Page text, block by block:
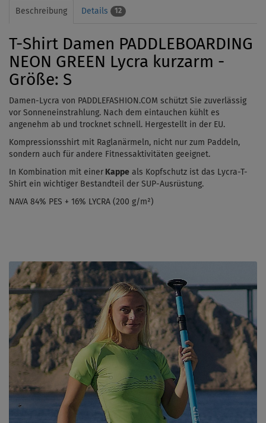
Beschreibung Details 12
T-Shirt Damen PADDLEBOARDING
NEON GREEN Lycra kurzarm -
Größe: S
Damen-Lycra von PADDLEFASHION.COM schützt Sie zuverlässig
vor Sonneneinstrahlung. Nach dem eintauchen kühlt es
angenehm ab und trocknet schnell. Hergestellt in der EU.
Kompressionsshirt mit Raglanärmeln, nicht nur zum Paddeln,
sondern auch für andere Fitnessaktivitäten geeignet.
In Kombination mit einer Kappe als Kopfschutz ist das Lycra-T-
Shirt ein wichtiger Bestandteil der SUP-Ausrüstung.
NAVA 84% PES + 16% LYCRA (200 g/m²)